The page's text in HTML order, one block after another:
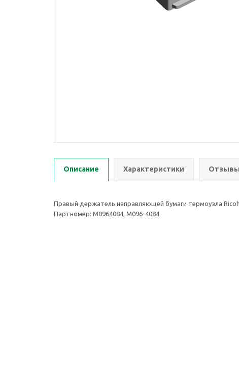
Описание Характеристики Отзывы
Правый держатель направляющей бумаги термоузла Ricoh
Партномер: M0964084, M096-4084